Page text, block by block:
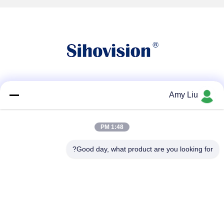
تلفن
Amy Liu
1:48 PM
Good day, what product are you looking for?